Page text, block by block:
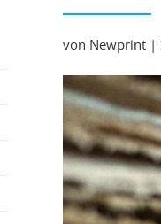
von Newprint |